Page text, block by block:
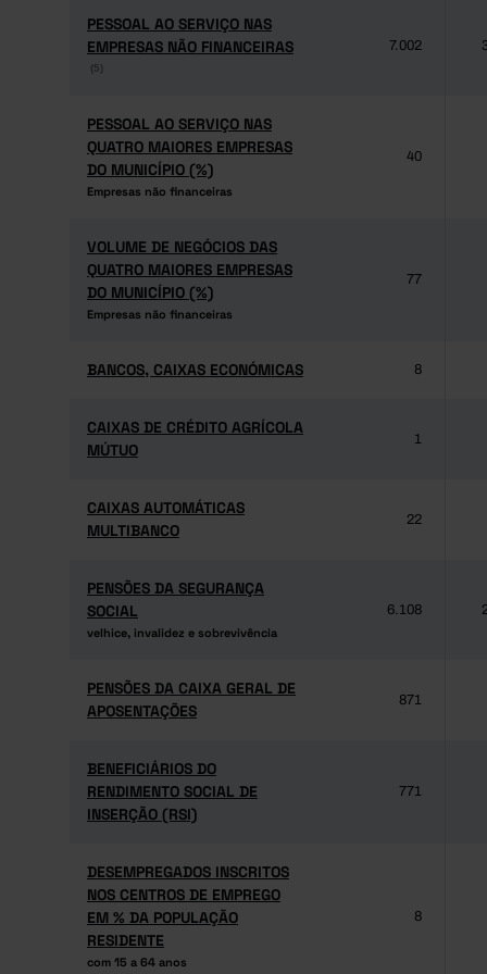
PESSOAL AO SERVIÇO NAS
EMPRESAS NÃO FINANCEIRAS
(5)
PESSOAL AO SERVIÇO NAS
EMPRESAS NÃO FINANCEIRAS
(5)
7.002
PESSOAL AO SERVIÇO NAS
QUATRO MAIORES EMPRESAS
DO MUNICÍPIO (%)
Empresas não financeiras
PESSOAL AO SERVIÇO NAS
QUATRO MAIORES EMPRESAS
DO MUNICÍPIO (%)
Empresas não financeiras
40
VOLUME DE NEGÓCIOS DAS
QUATRO MAIORES EMPRESAS
DO MUNICÍPIO (%)
Empresas não financeiras
VOLUME DE NEGÓCIOS DAS
QUATRO MAIORES EMPRESAS
DO MUNICÍPIO (%)
Empresas não financeiras
77
BANCOS, CAIXAS ECONÓMICAS
BANCOS, CAIXAS ECONÓMICAS 8
CAIXAS DE CRÉDITO AGRÍCOLA
MÚTUO
CAIXAS DE CRÉDITO AGRÍCOLA
MÚTUO
1
CAIXAS AUTOMÁTICAS
MULTIBANCO
CAIXAS AUTOMÁTICAS
MULTIBANCO
22
PENSÕES DA SEGURANÇA
SOCIAL
velhice, invalidez e sobrevivência
PENSÕES DA SEGURANÇA
SOCIAL
velhice, invalidez e sobrevivência
6.108
PENSÕES DA CAIXA GERAL DE
APOSENTAÇÕES
PENSÕES DA CAIXA GERAL DE
APOSENTAÇÕES
871
BENEFICIÁRIOS DO
RENDIMENTO SOCIAL DE
INSERÇÃO (RSI)
BENEFICIÁRIOS DO
RENDIMENTO SOCIAL DE
INSERÇÃO (RSI)
771
DESEMPREGADOS INSCRITOS
NOS CENTROS DE EMPREGO
EM % DA POPULAÇÃO
RESIDENTE
com 15 a 64 anos
DESEMPREGADOS INSCRITOS
NOS CENTROS DE EMPREGO
EM % DA POPULAÇÃO
RESIDENTE
com 15 a 64 anos
8